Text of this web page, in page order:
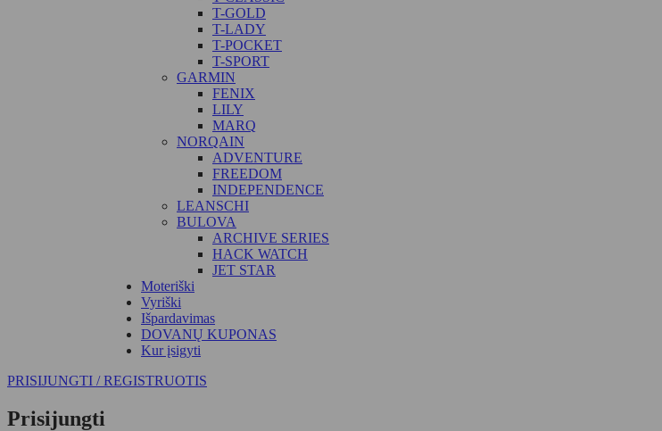
T-GOLD
T-LADY
T-POCKET
T-SPORT
GARMIN
FENIX
LILY
MARQ
NORQAIN
ADVENTURE
FREEDOM
INDEPENDENCE
LEANSCHI
BULOVA
ARCHIVE SERIES
HACK WATCH
JET STAR
Moteriški
Vyriški
Išpardavimas
DOVANŲ KUPONAS
Kur įsigyti
PRISIJUNGTI / REGISTRUOTIS
Prisijungti